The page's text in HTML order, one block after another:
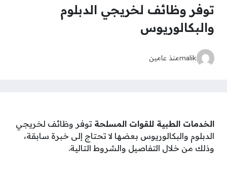
توفر وظائف لخريجي الدبلوم
والبكالوريوس
malikمنذ عامين
الخدمات الطبية للقوات المسلحة توفر وظائف لخريجي
الدبلوم والبكالوريوس بعضها لا تحتاج إلى خبرة سابقة،
وذلك من خلال التفاصيل والشروط التالية.